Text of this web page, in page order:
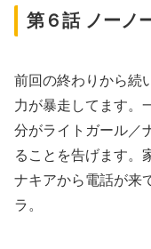
第６話 ノーノ
前回の終わりから続
力が暴走してます。
分がライトガール／
ることを告げます。
ナキアから電話が来
ラ。